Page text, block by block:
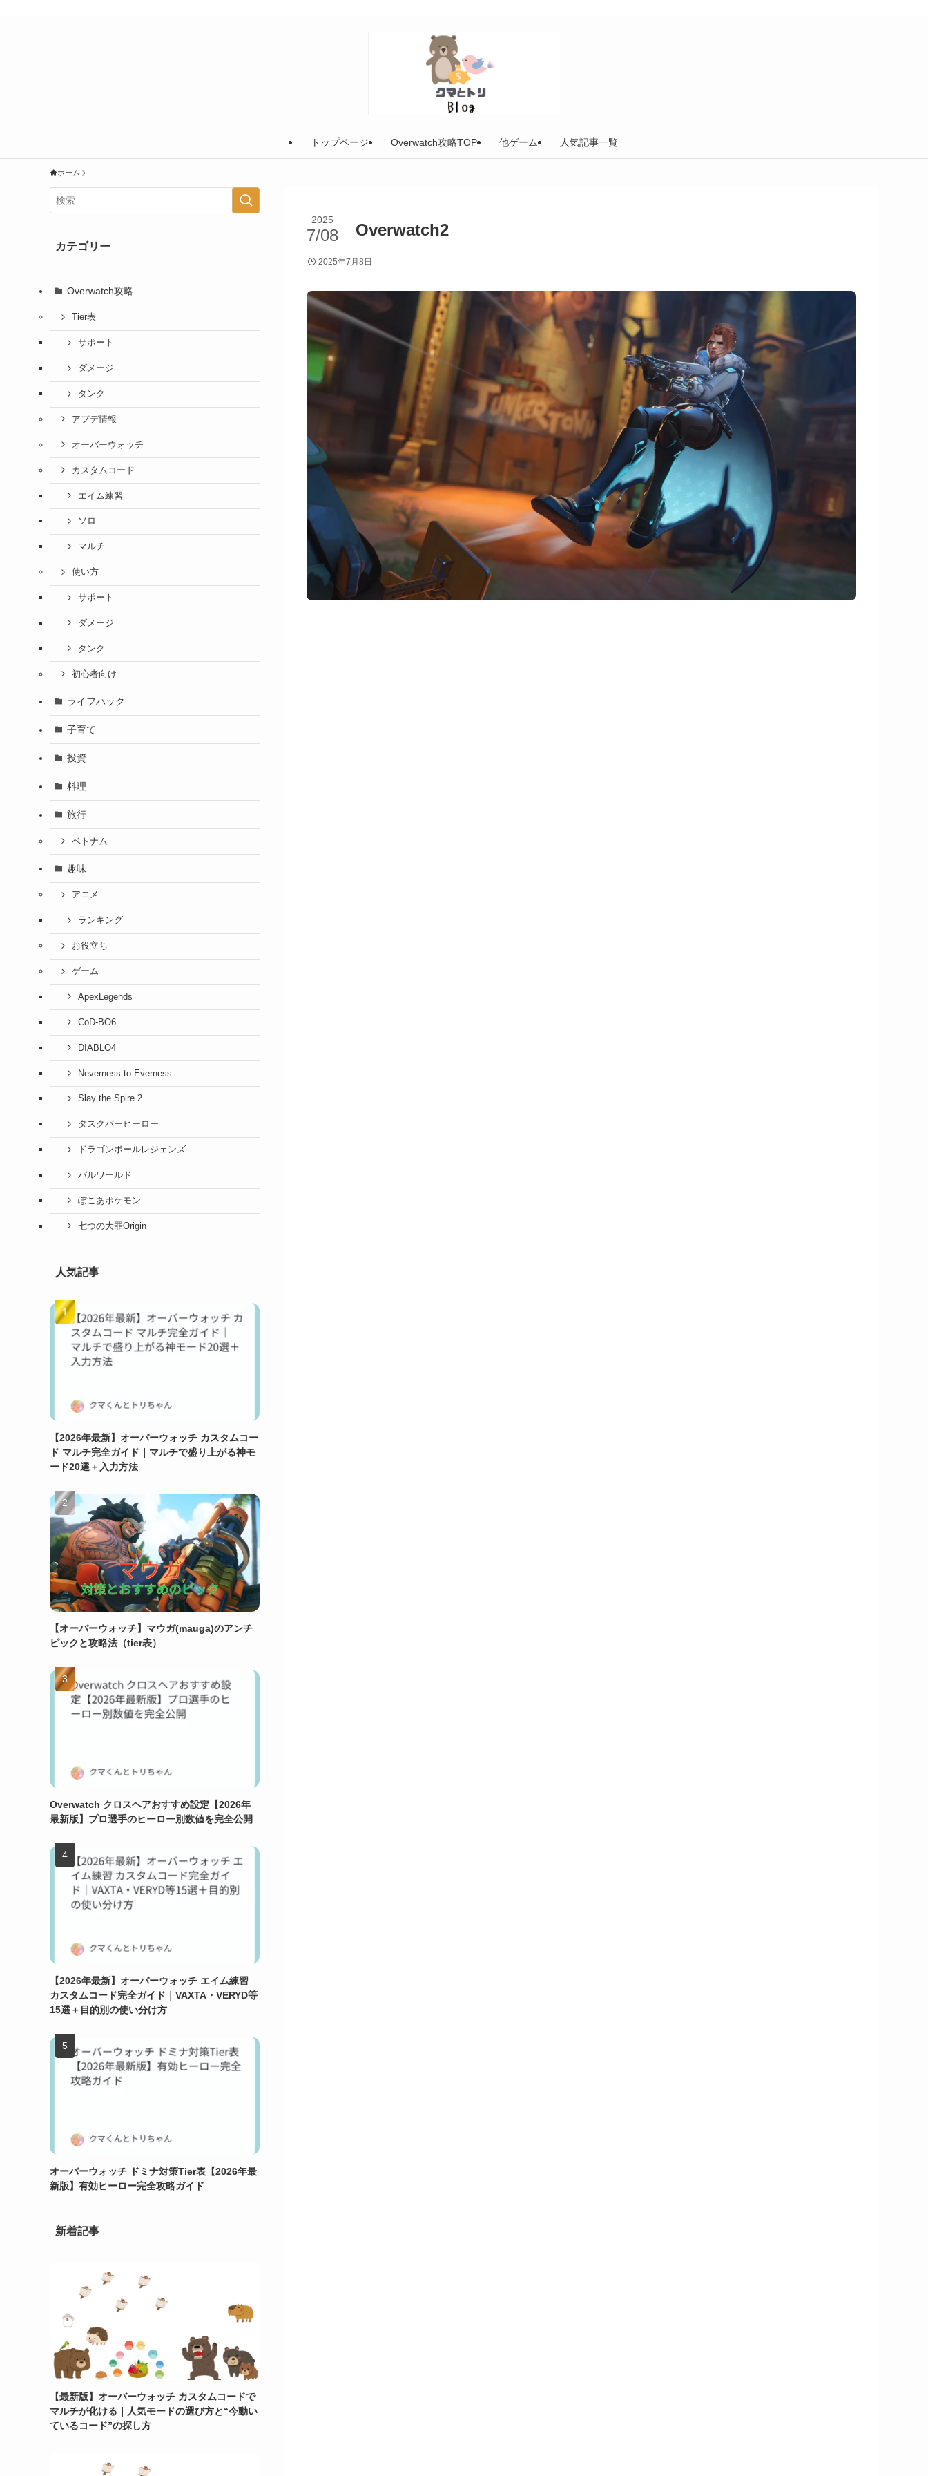
トップページ Overwatch攻略TOP 他ゲーム 人気記事一覧
ホーム
Overwatch2
2025
7/08
2025年7月8日
カテゴリー
Overwatch攻略
Tier表
サポート
ダメージ
タンク
アプデ情報
オーバーウォッチ
カスタムコード
エイム練習
ソロ
マルチ
使い方
サポート
ダメージ
タンク
初心者向け
ライフハック
子育て
投資
料理
旅行
ベトナム
趣味
アニメ
ランキング
お役立ち
ゲーム
ApexLegends
CoD-BO6
DIABLO4
Neverness to Everness
Slay the Spire 2
タスクバーヒーロー
ドラゴンボールレジェンズ
パルワールド
ぽこあポケモン
七つの大罪Origin
人気記事
【2026年最新】オーバーウォッチ カスタムコー
ド マルチ完全ガイド｜マルチで盛り上がる神モ
ード20選＋入力方法
【オーバーウォッチ】マウガ(mauga)のアンチ
ピックと攻略法（tier表）
Overwatch クロスヘアおすすめ設定【2026年
最新版】プロ選手のヒーロー別数値を完全公開
【2026年最新】オーバーウォッチ エイム練習
カスタムコード完全ガイド｜VAXTA・VERYD等
15選＋目的別の使い分け方
オーバーウォッチ ドミナ対策Tier表【2026年最
新版】有効ヒーロー完全攻略ガイド
新着記事
【最新版】オーバーウォッチ カスタムコードで
マルチが化ける｜人気モードの選び方と“今動い
ているコード”の探し方